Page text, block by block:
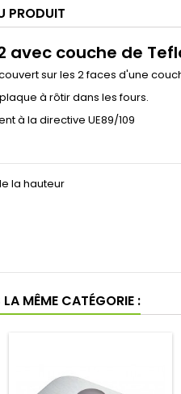
PRODUIT
avec couche de
sur les 2 faces d'une
à rôtir dans les fours.
à la directive UE89/109
la hauteur
MÊME CATÉGORIE :